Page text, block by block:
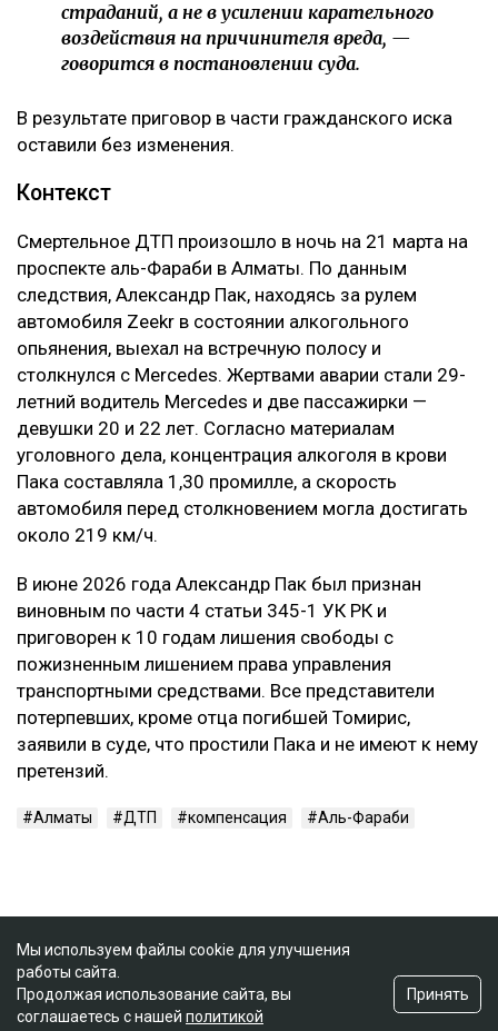
страданий, а не в усилении карательного
воздействия на причинителя вреда, —
говорится в постановлении суда.
В результате приговор в части гражданского иска
оставили без изменения.
Контекст
Смертельное ДТП произошло в ночь на 21 марта на
проспекте аль-Фараби в Алматы. По данным
следствия, Александр Пак, находясь за рулем
автомобиля Zeekr в состоянии алкогольного
опьянения, выехал на встречную полосу и
столкнулся с Mercedes. Жертвами аварии стали 29-
летний водитель Mercedes и две пассажирки —
девушки 20 и 22 лет. Согласно материалам
уголовного дела, концентрация алкоголя в крови
Пака составляла 1,30 промилле, а скорость
автомобиля перед столкновением могла достигать
около 219 км/ч.
В июне 2026 года Александр Пак был признан
виновным по части 4 статьи 345-1 УК РК и
приговорен к 10 годам лишения свободы с
пожизненным лишением права управления
транспортными средствами. Все представители
потерпевших, кроме отца погибшей Томирис,
заявили в суде, что простили Пака и не имеют к нему
претензий.
Алматы ДТП компенсация Аль-Фараби
Мы используем файлы cookie для улучшения
работы сайта.
Продолжая использование сайта, вы
соглашаетесь с нашей политикой
Принять